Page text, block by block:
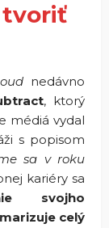
tvoriť
nedávno
, ktorý
médiá vydal
s popisom
sa v roku
kariéry sa
svojho
celý